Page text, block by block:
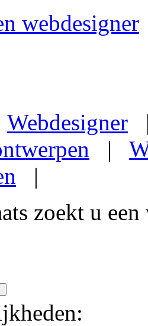
webdesigner
Webdesigner
|
|
zoekt u een